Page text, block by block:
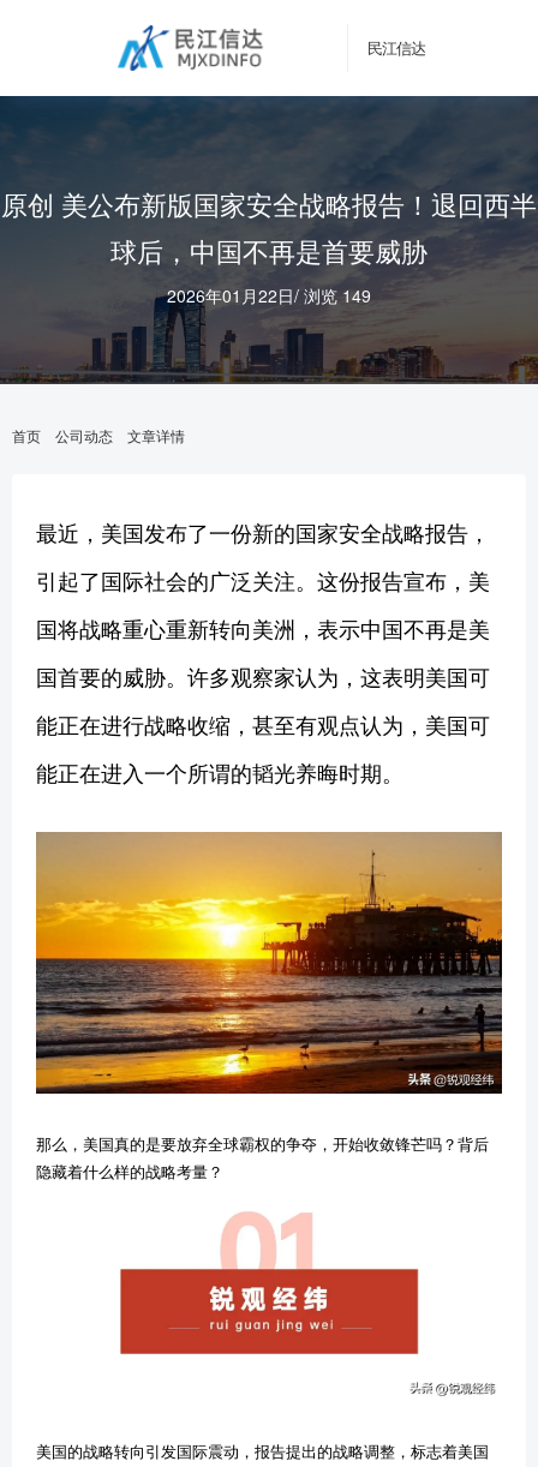
民江信达
原创 美公布新版国家安全战略报告！退回西半
球后，中国不再是首要威胁
2026年01月22日/ 浏览 149
首页 公司动态 文章详情
最近，美国发布了一份新的国家安全战略报告，
引起了国际社会的广泛关注。这份报告宣布，美
国将战略重心重新转向美洲，表示中国不再是美
国首要的威胁。许多观察家认为，这表明美国可
能正在进行战略收缩，甚至有观点认为，美国可
能正在进入一个所谓的韬光养晦时期。
那么，美国真的是要放弃全球霸权的争夺，开始收敛锋芒吗？背后
隐藏着什么样的战略考量？
美国的战略转向引发国际震动，报告提出的战略调整，标志着美国